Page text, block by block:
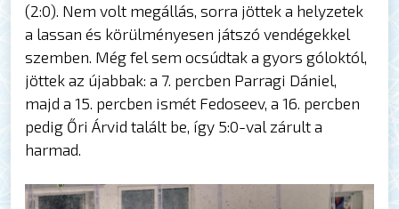
(2:0). Nem volt megállás, sorra jöttek a helyzetek
a lassan és körülményesen játszó vendégekkel
szemben. Még fel sem ocsúdtak a gyors góloktól,
jöttek az újabbak: a 7. percben Parragi Dániel,
majd a 15. percben ismét Fedoseev, a 16. percben
pedig Őri Árvid talált be, így 5:0-val zárult a
harmad.